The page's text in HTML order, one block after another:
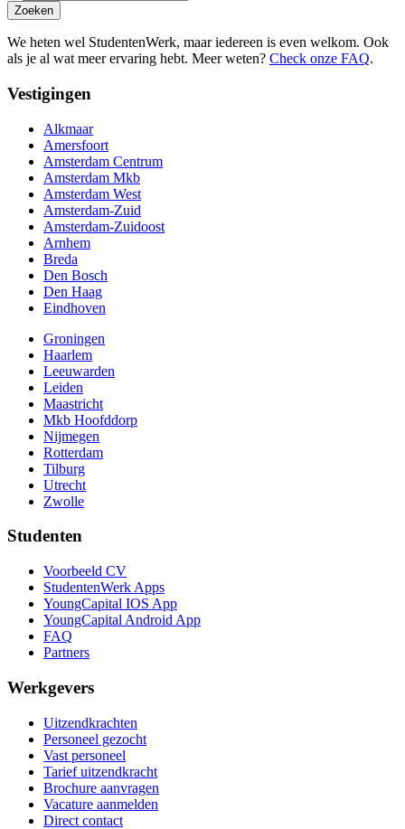
Zoeken
We heten wel StudentenWerk, maar iedereen is even welkom. Ook
als je al wat meer ervaring hebt. Meer weten? Check onze FAQ.
Vestigingen
Alkmaar
Amersfoort
Amsterdam Centrum
Amsterdam Mkb
Amsterdam West
Amsterdam-Zuid
Amsterdam-Zuidoost
Arnhem
Breda
Den Bosch
Den Haag
Eindhoven
Groningen
Haarlem
Leeuwarden
Leiden
Maastricht
Mkb Hoofddorp
Nijmegen
Rotterdam
Tilburg
Utrecht
Zwolle
Studenten
Voorbeeld CV
StudentenWerk Apps
YoungCapital IOS App
YoungCapital Android App
FAQ
Partners
Werkgevers
Uitzendkrachten
Personeel gezocht
Vast personeel
Tarief uitzendkracht
Brochure aanvragen
Vacature aanmelden
Direct contact